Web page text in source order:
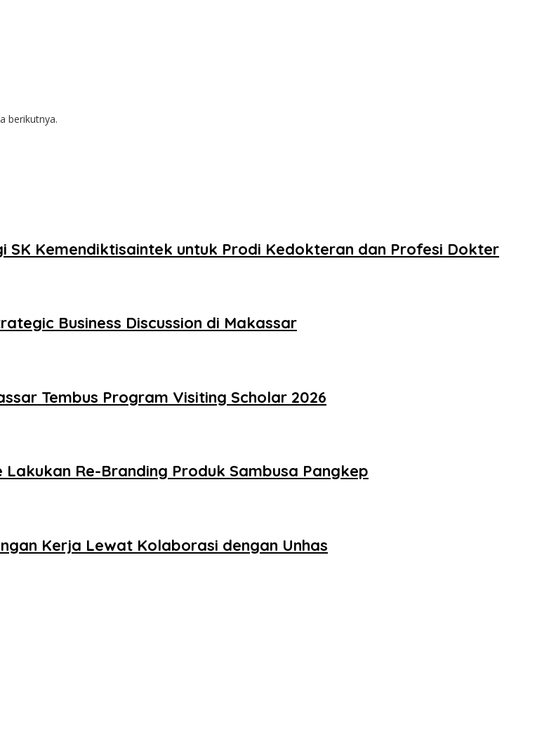
berikutnya.
SK Kemendiktisaintek untuk Prodi Kedokteran dan Profesi Dokter
Business Discussion di Makassar
Tembus Program Visiting Scholar 2026
Re-Branding Produk Sambusa Pangkep
Kerja Lewat Kolaborasi dengan Unhas